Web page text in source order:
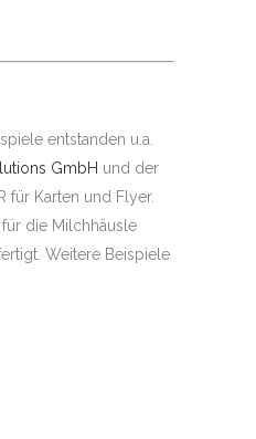
entstanden u.a.
GmbH und der
für Karten und Flyer.
die Milchhäusle
Weitere Beispiele